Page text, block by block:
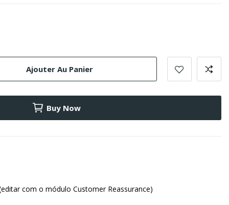
Ajouter Au Panier
Buy Now
com o módulo Customer Reassurance)